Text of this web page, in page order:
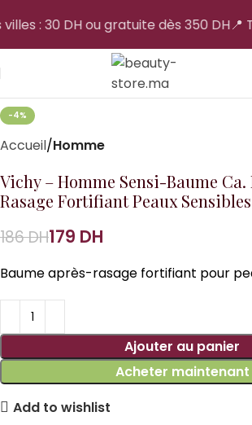
-4%
Accueil Homme
Vichy – Homme Sensi-Baume Ca.
Rasage Fortifiant Peaux Sensibles
186DH179 DH
Baume après-rasage fortifiant pour
Ajouter au panier
Acheter maintenant
Add to wishlist
: 30 DH ou gratuite dès 350 DH📍